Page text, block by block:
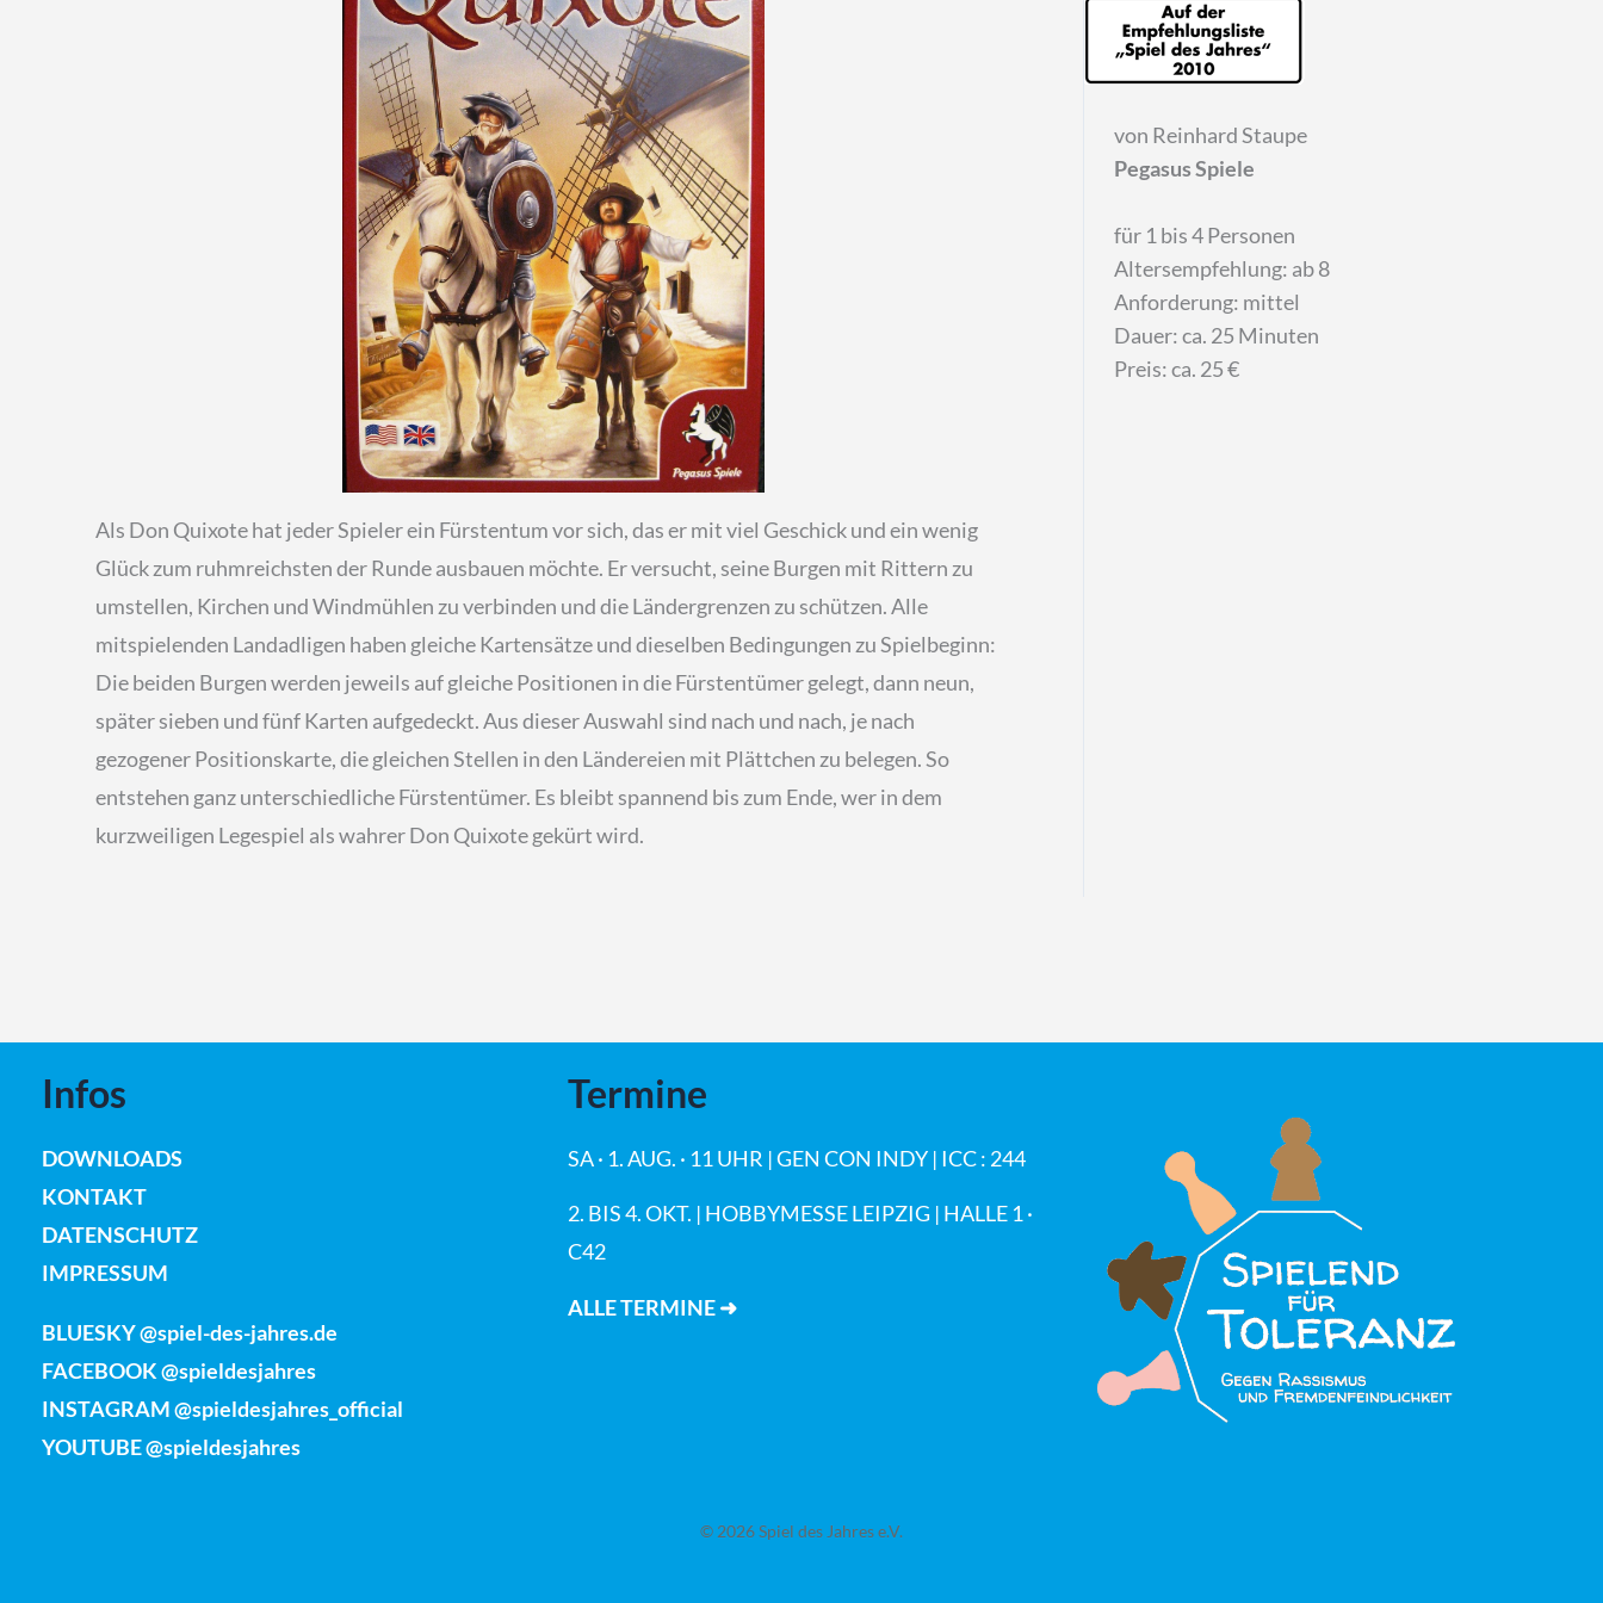
Als Don Quixote hat jeder Spieler ein Fürstentum vor sich, das er mit viel Geschick und ein wenig
Glück zum ruhmreichsten der Runde ausbauen möchte. Er versucht, seine Burgen mit Rittern zu
umstellen, Kirchen und Windmühlen zu verbinden und die Ländergrenzen zu schützen. Alle
mitspielenden Landadligen haben gleiche Kartensätze und dieselben Bedingungen zu Spielbeginn:
Die beiden Burgen werden jeweils auf gleiche Positionen in die Fürstentümer gelegt, dann neun,
später sieben und fünf Karten aufgedeckt. Aus dieser Auswahl sind nach und nach, je nach
gezogener Positionskarte, die gleichen Stellen in den Ländereien mit Plättchen zu belegen. So
entstehen ganz unterschiedliche Fürstentümer. Es bleibt spannend bis zum Ende, wer in dem
kurzweiligen Legespiel als wahrer Don Quixote gekürt wird.
von Reinhard Staupe
Pegasus Spiele
für 1 bis 4 Personen
Altersempfehlung: ab 8
Anforderung: mittel
Dauer: ca. 25 Minuten
Preis:ca. 25 €
Infos
DOWNLOADS
KONTAKT
DATENSCHUTZ
IMPRESSUM
BLUESKY @spiel-des-jahres.de
FACEBOOK @spieldesjahres
INSTAGRAM @spieldesjahres_official
YOUTUBE @spieldesjahres
Termine
SA · 1. AUG. · 11 UHR | GEN CON INDY | ICC : 244
2. BIS 4. OKT. | HOBBYMESSE LEIPZIG | HALLE 1 ·
C42
ALLE TERMINE ➜
© 2026 Spiel des Jahres e.V.